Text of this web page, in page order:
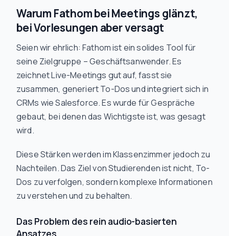
Warum Fathom bei Meetings glänzt,
bei Vorlesungen aber versagt
Seien wir ehrlich: Fathom ist ein solides Tool für
seine Zielgruppe – Geschäftsanwender. Es
zeichnet Live-Meetings gut auf, fasst sie
zusammen, generiert To-Dos und integriert sich in
CRMs wie Salesforce. Es wurde für Gespräche
gebaut, bei denen das Wichtigste ist, was gesagt
wird.
Diese Stärken werden im Klassenzimmer jedoch zu
Nachteilen. Das Ziel von Studierenden ist nicht, To-
Dos zu verfolgen, sondern komplexe Informationen
zu verstehen und zu behalten.
Das Problem des rein audio-basierten
Ansatzes